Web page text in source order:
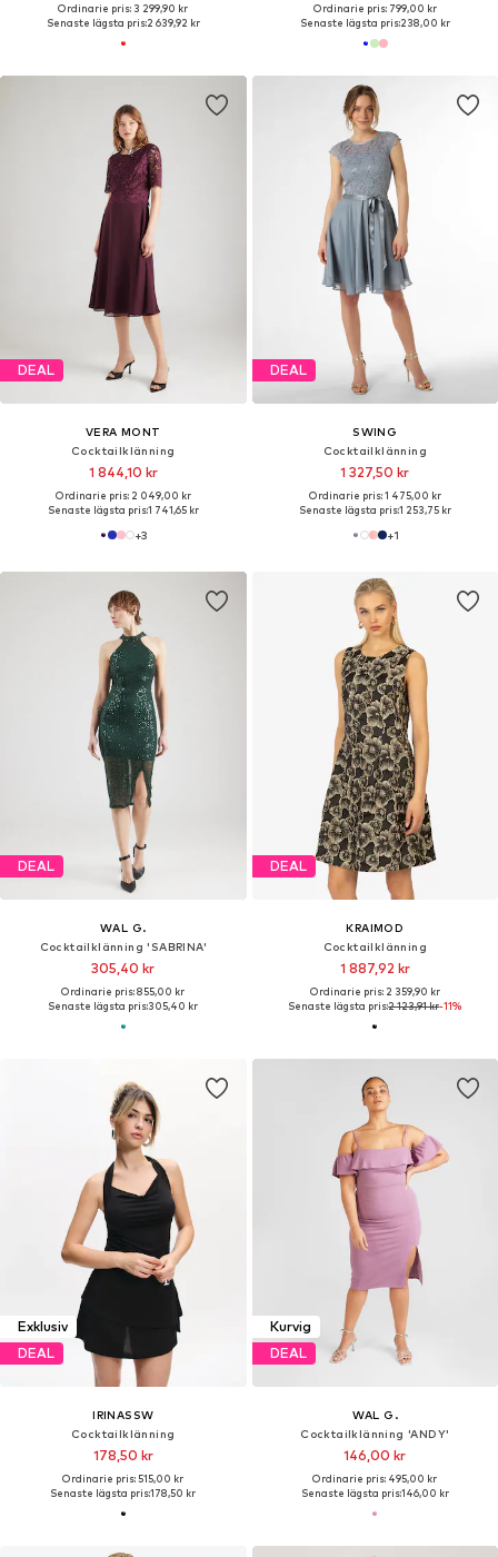
Ordinarie pris: 3 299,90 kr
Senaste lägsta pris:2 639,92 kr
Ordinarie pris: 799,00 kr
Senaste lägsta pris:238,00 kr
DEAL
VERA MONT
Cocktailklänning
1 844,10 kr
Ordinarie pris: 2 049,00 kr
Senaste lägsta pris:1 741,65 kr
+3
DEAL
SWING
Cocktailklänning
1 327,50 kr
Ordinarie pris: 1 475,00 kr
Senaste lägsta pris:1 253,75 kr
+1
DEAL
WAL G.
Cocktailklänning 'SABRINA'
305,40 kr
Ordinarie pris: 855,00 kr
Senaste lägsta pris:305,40 kr
DEAL
KRAIMOD
Cocktailklänning
1 887,92 kr
Ordinarie pris: 2 359,90 kr
Senaste lägsta pris:2 123,91 kr-11%
Exklusiv
DEAL
IRINASSW
Cocktailklänning
178,50 kr
Ordinarie pris: 515,00 kr
Senaste lägsta pris:178,50 kr
Kurvig
DEAL
WAL G.
Cocktailklänning 'ANDY'
146,00 kr
Ordinarie pris: 495,00 kr
Senaste lägsta pris:146,00 kr